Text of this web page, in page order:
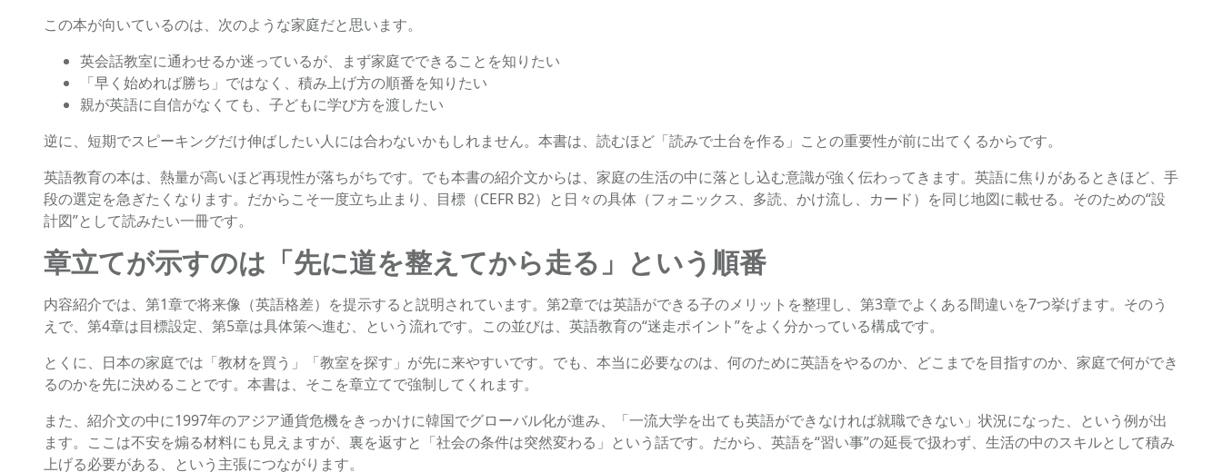
この本が向いているのは、次のような家庭だと思います。
英会話教室に通わせるか迷っているが、まず家庭でできることを知りたい
「早く始めれば勝ち」ではなく、積み上げ方の順番を知りたい
親が英語に自信がなくても、子どもに学び方を渡したい
逆に、短期でスピーキングだけ伸ばしたい人には合わないかもしれません。本書は、読むほど「読みで土台を作る」ことの重要性が前に出てくるからです。
英語教育の本は、熱量が高いほど再現性が落ちがちです。でも本書の紹介文からは、家庭の生活の中に落とし込む意識が強く伝わってきます。英語に焦りがあるときほど、手
段の選定を急ぎたくなります。だからこそ一度立ち止まり、目標（CEFR B2）と日々の具体（フォニックス、多読、かけ流し、カード）を同じ地図に載せる。そのための“設
計図”として読みたい一冊です。
章立てが示すのは「先に道を整えてから走る」という順番
内容紹介では、第1章で将来像（英語格差）を提示すると説明されています。第2章では英語ができる子のメリットを整理し、第3章でよくある間違いを7つ挙げます。そのう
えで、第4章は目標設定、第5章は具体策へ進む、という流れです。この並びは、英語教育の“迷走ポイント”をよく分かっている構成です。
とくに、日本の家庭では「教材を買う」「教室を探す」が先に来やすいです。でも、本当に必要なのは、何のために英語をやるのか、どこまでを目指すのか、家庭で何ができ
るのかを先に決めることです。本書は、そこを章立てで強制してくれます。
また、紹介文の中に1997年のアジア通貨危機をきっかけに韓国でグローバル化が進み、「一流大学を出ても英語ができなければ就職できない」状況になった、という例が出
ます。ここは不安を煽る材料にも見えますが、裏を返すと「社会の条件は突然変わる」という話です。だから、英語を“習い事”の延長で扱わず、生活の中のスキルとして積み
上げる必要がある、という主張につながります。